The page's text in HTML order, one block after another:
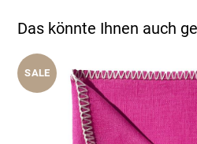
Das könnte Ihnen auch
SALE